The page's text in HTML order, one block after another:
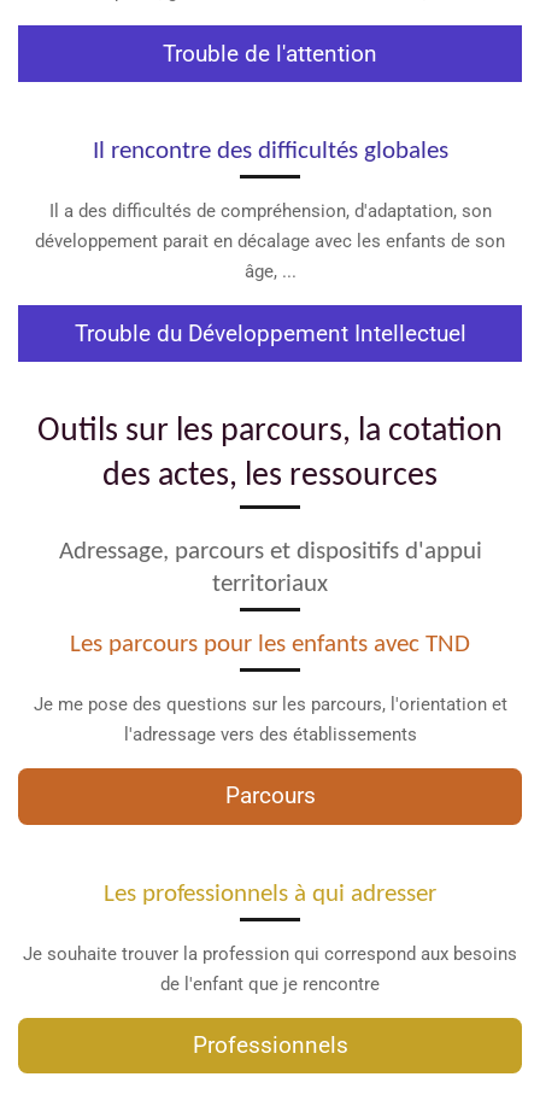
Trouble de l'attention
Il rencontre des difficultés globales
Il a des difficultés de compréhension, d'adaptation, son
développement parait en décalage avec les enfants de son
âge, ...
Trouble du Développement Intellectuel
Outils sur les parcours, la cotation
des actes, les ressources
Adressage, parcours et dispositifs d'appui
territoriaux
Les parcours pour les enfants avec TND
Je me pose des questions sur les parcours, l'orientation et
l'adressage vers des établissements
Parcours
Les professionnels à qui adresser
Je souhaite trouver la profession qui correspond aux besoins
de l'enfant que je rencontre
Professionnels